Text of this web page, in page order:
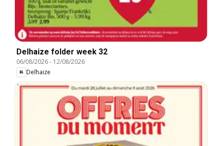
Delhaize folder week 32
06/08/2026- 12/08/2026
Delhaize